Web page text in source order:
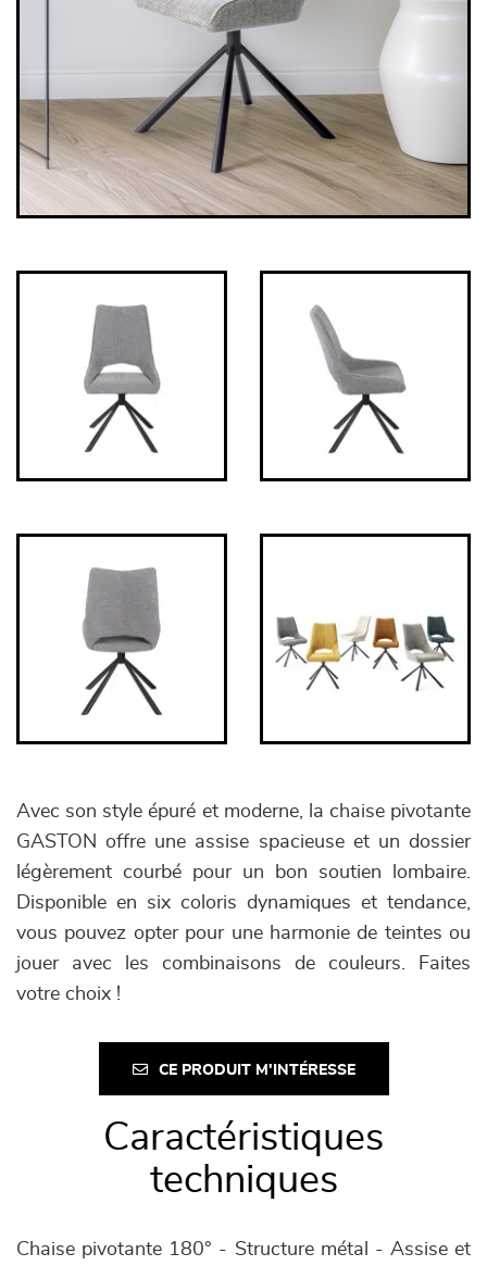
Avec son style épuré et moderne, la chaise pivotante
GASTON offre une assise spacieuse et un dossier
légèrement courbé pour un bon soutien lombaire.
Disponible en six coloris dynamiques et tendance,
vous pouvez opter pour une harmonie de teintes ou
jouer avec les combinaisons de couleurs. Faites
votre choix !
CE PRODUIT M'INTÉRESSE
Caractéristiques
techniques
Chaise pivotante 180° - Structure métal - Assise et